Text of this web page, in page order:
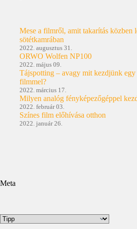
Mese a filmről, amit takarítás közben
sötétkamrában
2022. augusztus 31.
ORWO Wolfen NP100
2022. május 09.
Tájspotting – avagy mit kezdjünk egy
filmmel?
2022. március 17.
Milyen analóg fényképezőgéppel
2022. február 03.
Színes film előhívása otthon
2022. január 26.
Meta
Kategóriák